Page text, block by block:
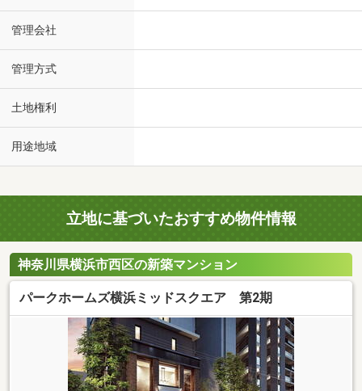
管理会社
管理方式
土地権利
用途地域
立地に基づいたおすすめ物件情報
神奈川県横浜市西区の新築マンション
パークホームズ横浜ミッドスクエア 第2期